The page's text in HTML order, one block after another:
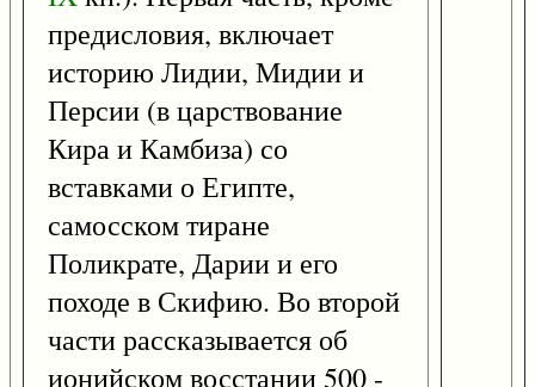
предисловия, включает
историю Лидии, Мидии и
Персии (в царствование
Кира и Камбиза) со
вставками о Египте,
самосском тиране
Поликрате, Дарии и его
походе в Скифию. Во второй
части рассказывается об
ионийском восстании 500 -